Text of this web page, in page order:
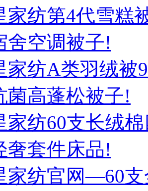
家纺第4代雪糕
舍空调被子!
家纺A类羽绒被
菌高蓬松被子!
家纺60支长绒
奢套件床品!
家纺官网—60